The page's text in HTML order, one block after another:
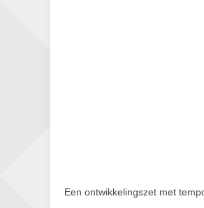
Een ontwikkelingszet met